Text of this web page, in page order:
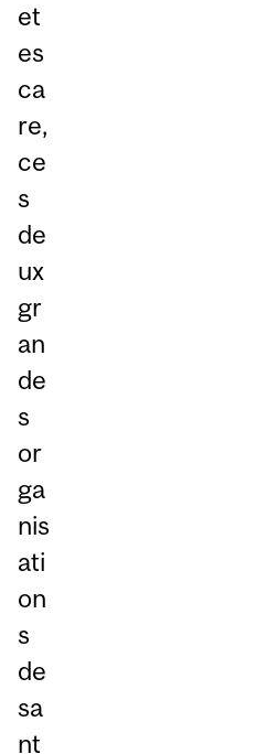
et
es
ca
re,
ce
s
de
ux
gr
an
de
s
or
ga
nis
ati
on
s
de
sa
nt